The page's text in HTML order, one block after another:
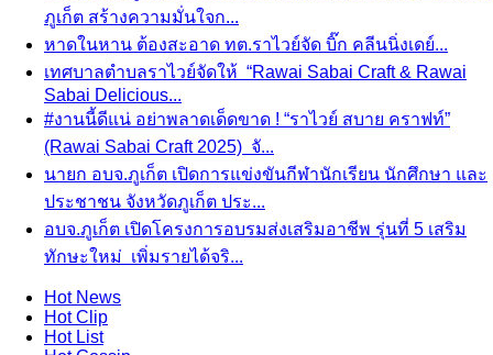
ภูเก็ต สร้างความมั่นใจก...
หาดในหาน ต้องสะอาด ทต.ราไวย์จัด บิ๊ก คลีนนิ่งเดย์...
เทศบาลตำบลราไวย์จัดให้ “Rawai Sabai Craft & Rawai
Sabai Delicious...
#งานนี้ดีแน่ อย่าพลาดเด็ดขาด ! “ราไวย์ สบาย คราฟท์”
(Rawai Sabai Craft 2025) จั...
นายก อบจ.ภูเก็ต เปิดการแข่งขันกีฬานักเรียน นักศึกษา และ
ประชาชน จังหวัดภูเก็ต ประ...
อบจ.ภูเก็ต เปิดโครงการอบรมส่งเสริมอาชีพ รุ่นที่ 5 เสริม
ทักษะใหม่ เพิ่มรายได้จริ...
HotNews
HotClip
HotList